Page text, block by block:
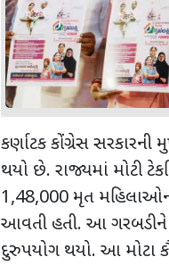
કર્ણાટક કોંગ્રેસ સરકારની
થયો છે. રાજ્યમાં મોટી
1,48,000 મૃત
આવતી હતી. આ ગરબડીને
દુરુપયોગ થયો. આ મોટા